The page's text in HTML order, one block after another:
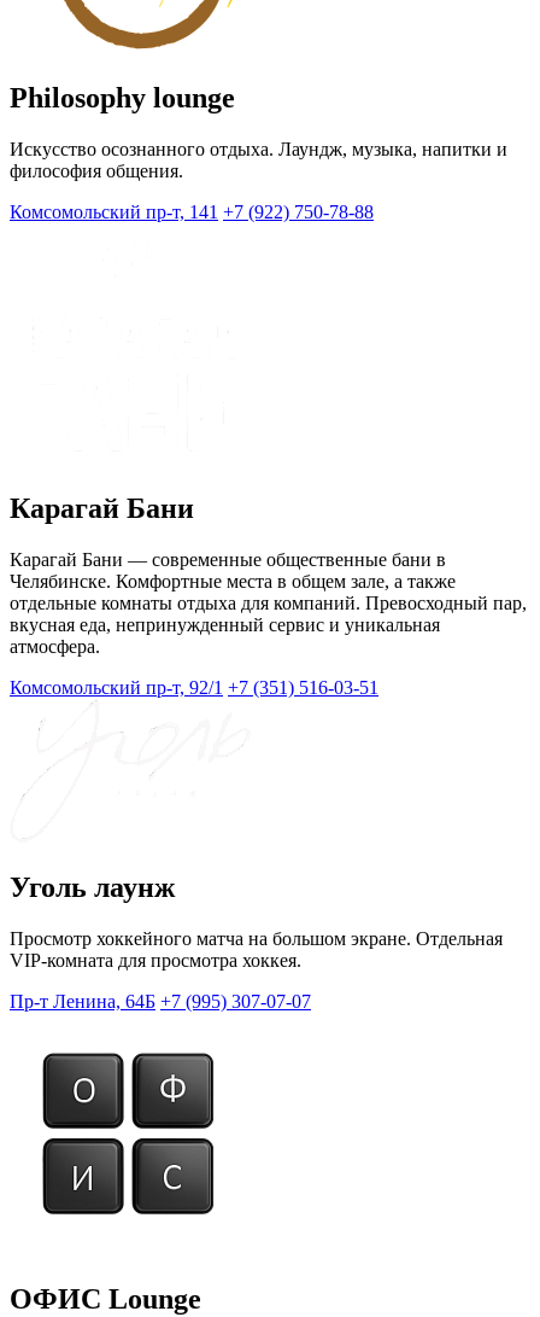
Philosophy lounge
Искусство осознанного отдыха. Лаундж, музыка, напитки и
философия общения.
Комсомольский пр-т, 141 +7 (922) 750-78-88
Карагай Бани
Карагай Бани — современные общественные бани в
Челябинске. Комфортные места в общем зале, а также
отдельные комнаты отдыха для компаний. Превосходный пар,
вкусная еда, непринужденный сервис и уникальная
атмосфера.
Комсомольский пр-т, 92/1 +7 (351) 516-03-51
Уголь лаунж
Просмотр хоккейного матча на большом экране. Отдельная
VIP-комната для просмотра хоккея.
Пр-т Ленина, 64Б +7 (995) 307-07-07
ОФИС Lounge